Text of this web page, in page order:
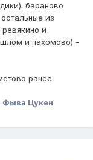
бараново
из
и
и пахомово) -
ранее
Фыва Цукен